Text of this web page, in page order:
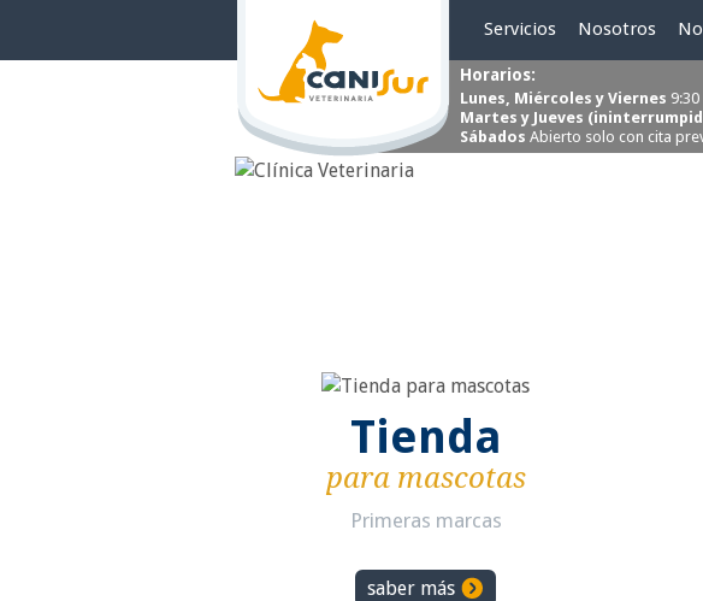
Servicios Nosotros
Horarios:
Lunes, Miércoles y Viernes
Martes y Jueves
Sábados Abierto solo con cita
Tienda
para mascotas
Primeras marcas
saber más